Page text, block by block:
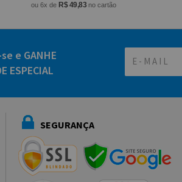
ou 6x de R$ 49,83 no cartão
e GANHE
ESPECIAL
SEGURANÇA